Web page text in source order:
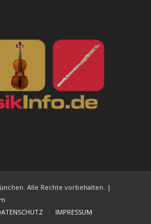
Alle Rechte vorbehalten. |
IMPRESSUM